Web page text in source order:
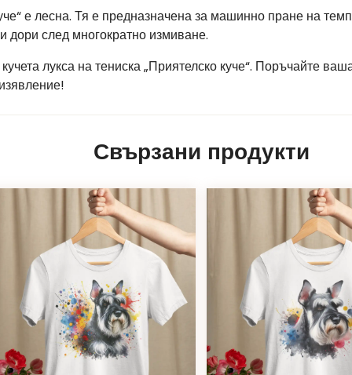
е лесна. Тя е предназначена за машинно пране на
дори след многократно измиване.
лукса на тениска „Приятелско куче“. Поръчайте
Свързани продукти